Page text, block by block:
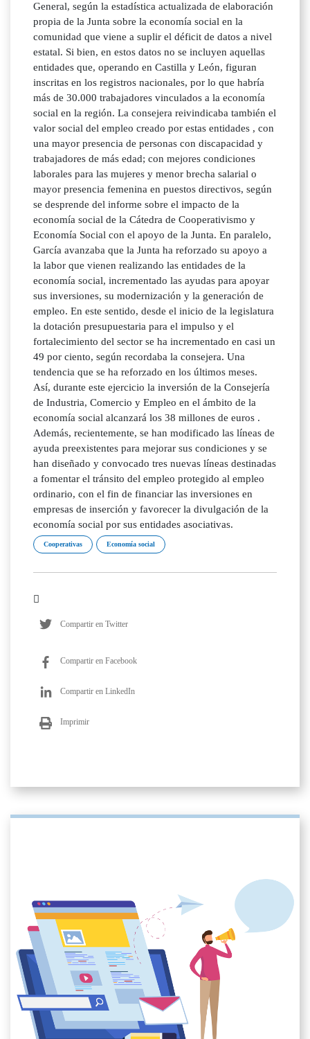
General, según la estadística actualizada de elaboración
propia de la Junta sobre la economía social en la
comunidad que viene a suplir el déficit de datos a nivel
estatal. Si bien, en estos datos no se incluyen aquellas
entidades que, operando en Castilla y León, figuran
inscritas en los registros nacionales, por lo que habría
más de 30.000 trabajadores vinculados a la economía
social en la región. La consejera reivindicaba también el
valor social del empleo creado por estas entidades , con
una mayor presencia de personas con discapacidad y
trabajadores de más edad; con mejores condiciones
laborales para las mujeres y menor brecha salarial o
mayor presencia femenina en puestos directivos, según
se desprende del informe sobre el impacto de la
economía social de la Cátedra de Cooperativismo y
Economía Social con el apoyo de la Junta. En paralelo,
García avanzaba que la Junta ha reforzado su apoyo a
la labor que vienen realizando las entidades de la
economía social, incrementado las ayudas para apoyar
sus inversiones, su modernización y la generación de
empleo. En este sentido, desde el inicio de la legislatura
la dotación presupuestaria para el impulso y el
fortalecimiento del sector se ha incrementado en casi un
49 por ciento, según recordaba la consejera. Una
tendencia que se ha reforzado en los últimos meses.
Así, durante este ejercicio la inversión de la Consejería
de Industria, Comercio y Empleo en el ámbito de la
economía social alcanzará los 38 millones de euros .
Además, recientemente, se han modificado las líneas de
ayuda preexistentes para mejorar sus condiciones y se
han diseñado y convocado tres nuevas líneas destinadas
a fomentar el tránsito del empleo protegido al empleo
ordinario, con el fin de financiar las inversiones en
empresas de inserción y favorecer la divulgación de la
economía social por sus entidades asociativas.
Cooperativas Economía social
Compartir en Twitter
Compartir en Facebook
Compartir en LinkedIn
Imprimir